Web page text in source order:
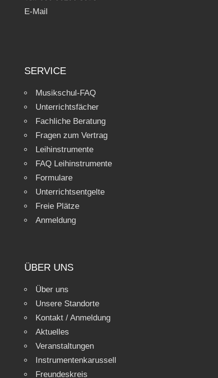
E-Mail
SERVICE
Musikschul-FAQ
Unterrichtsfächer
Fachliche Beratung
Fragen zum Vertrag
Leihinstrumente
FAQ Leihinstrumente
Formulare
Unterrichtsentgelte
Freie Plätze
Anmeldung
ÜBER UNS
Über uns
Unsere Standorte
Kontakt / Anmeldung
Aktuelles
Veranstaltungen
Instrumentenkarussell
Freundeskreis